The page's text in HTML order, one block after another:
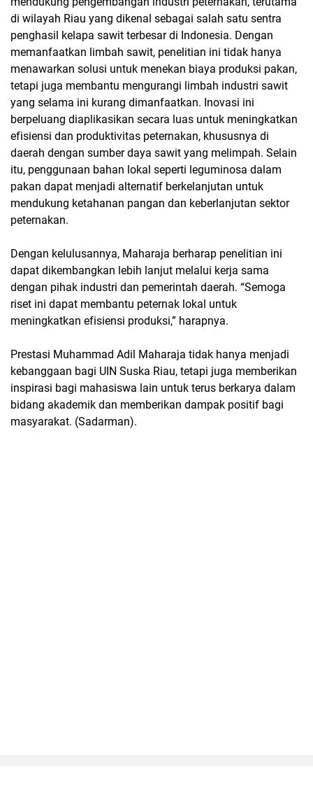
di wilayah Riau yang dikenal sebagai salah satu sentra
penghasil kelapa sawit terbesar di Indonesia. Dengan
memanfaatkan limbah sawit, penelitian ini tidak hanya
menawarkan solusi untuk menekan biaya produksi pakan,
tetapi juga membantu mengurangi limbah industri sawit
yang selama ini kurang dimanfaatkan. Inovasi ini
berpeluang diaplikasikan secara luas untuk meningkatkan
efisiensi dan produktivitas peternakan, khususnya di
daerah dengan sumber daya sawit yang melimpah. Selain
itu, penggunaan bahan lokal seperti leguminosa dalam
pakan dapat menjadi alternatif berkelanjutan untuk
mendukung ketahanan pangan dan keberlanjutan sektor
peternakan.
Dengan kelulusannya, Maharaja berharap penelitian ini
dapat dikembangkan lebih lanjut melalui kerja sama
dengan pihak industri dan pemerintah daerah. “Semoga
riset ini dapat membantu peternak lokal untuk
meningkatkan efisiensi produksi,” harapnya.
Prestasi Muhammad Adil Maharaja tidak hanya menjadi
kebanggaan bagi UIN Suska Riau, tetapi juga memberikan
inspirasi bagi mahasiswa lain untuk terus berkarya dalam
bidang akademik dan memberikan dampak positif bagi
masyarakat. (Sadarman).